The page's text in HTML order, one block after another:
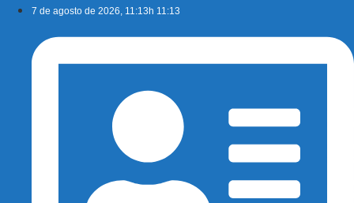
conteúdo
7 de agosto de 2026, 11:13h 11:13